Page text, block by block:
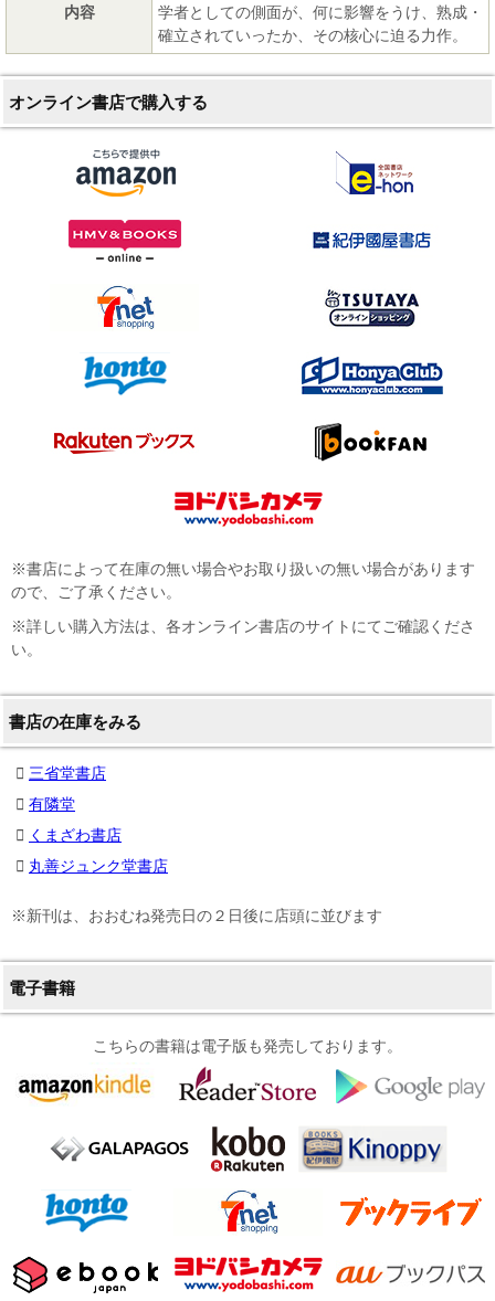
内容
学者としての側面が、何に影響をうけ、熟成・
確立されていったか、その核心に迫る力作。
オンライン書店で購入する
※書店によって在庫の無い場合やお取り扱いの無い場合があります
ので、ご了承ください。
※詳しい購入方法は、各オンライン書店のサイトにてご確認くださ
い。
書店の在庫をみる
三省堂書店
有隣堂
くまざわ書店
丸善ジュンク堂書店
※新刊は、おおむね発売日の２日後に店頭に並びます
電子書籍
こちらの書籍は電子版も発売しております。